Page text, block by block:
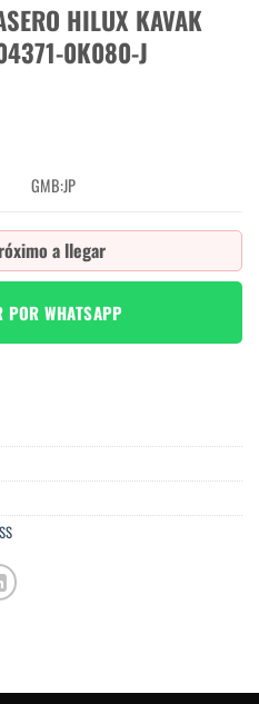
HILUX KAVAK
0K080-J
GMB:JP
a llegar
POR WHATSAPP